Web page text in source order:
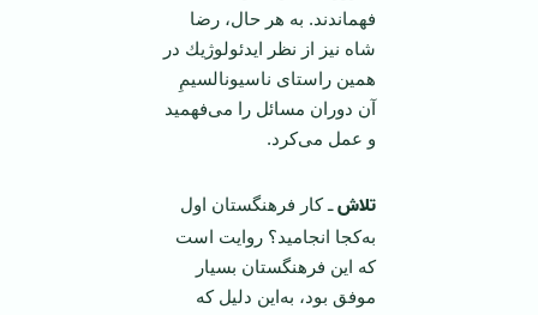
فهماندند. به هر حال، رضا
شاه نیز از نظر ایدئولوژیك در
همین راستای ناسیونالسیمِ
آن دوران مسائل را می‌فهمید
و عمل می‌كرد.
تلاشـ كار فرهنگستان اول
به‌‌كجا انجامید؟ روایت است
كه این فرهنگستان بسیار
موفق بود، به‌این دلیل كه